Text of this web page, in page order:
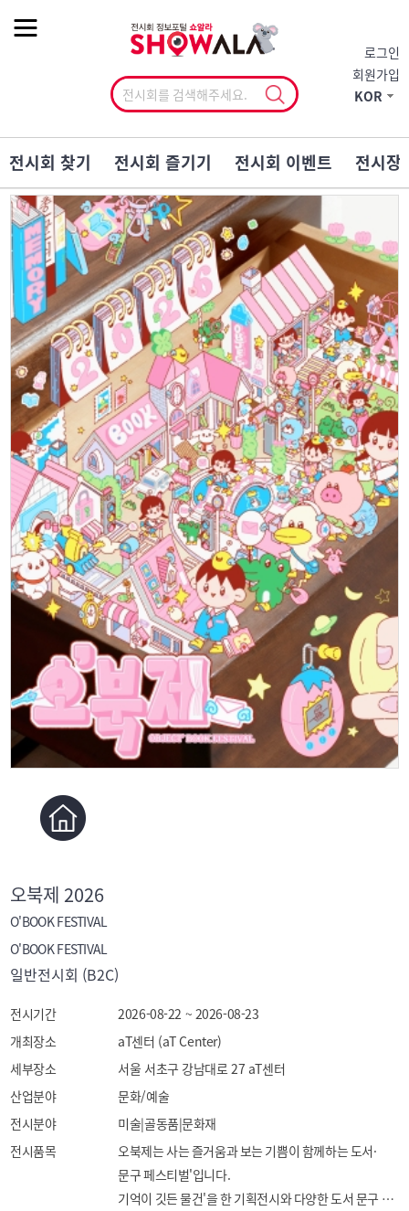
로그인
회원가입
KOR
전시회 찾기 전시회 즐기기 전시회 이벤트 전시장
오북제 2026
O'BOOK FESTIVAL
O'BOOK FESTIVAL
일반전시회 (B2C)
전시기간
2026-08-22 ~ 2026-08-23
개최장소
aT센터 (aT Center)
세부장소
서울 서초구 강남대로 27 aT센터
산업분야
문화/예술
전시분야
미술|골동품|문화재
전시품목
오북제는 사는 즐거움과 보는 기쁨이 함께하는 도서·
문구 페스티벌'입니다.
기억이 깃든 물건'을 한 기획전시와 다양한 도서 문구